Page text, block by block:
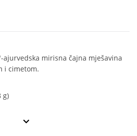
ajurvedska mirisna čajna mješavina
i cimetom.
g)